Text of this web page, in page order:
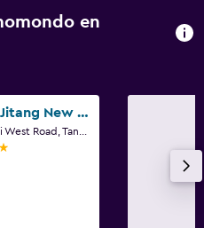
en
Tangshan Jitang New Century Hotel